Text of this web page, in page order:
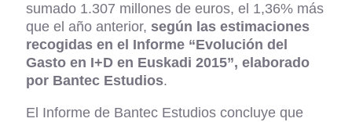
sumado 1.307 millones de euros, el 1,36% más
que el año anterior, según las estimaciones
recogidas en el Informe “Evolución del
Gasto en I+D en Euskadi 2015”, elaborado
por Bantec Estudios.
El Informe de Bantec Estudios concluye que